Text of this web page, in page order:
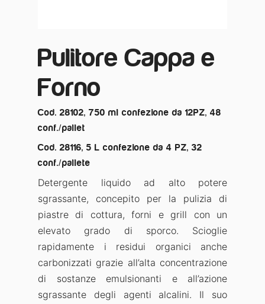
Pulitore Cappa e
Forno
Cod. 28102, 750 ml confezione da 12PZ, 48
conf./pallet
Cod. 28116, 5 L confezione da 4 PZ, 32
conf./pallete
Detergente liquido ad alto potere
sgrassante, concepito per la pulizia di
piastre di cottura, forni e grill con un
elevato grado di sporco. Scioglie
rapidamente i residui organici anche
carbonizzati grazie all’alta concentrazione
di sostanze emulsionanti e all’azione
sgrassante degli agenti alcalini. Il suo